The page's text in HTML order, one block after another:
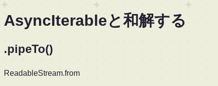
AsyncIterableと和解する
.pipeTo()
ReadableStream.from